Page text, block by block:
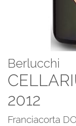
Berlucchi
2012
Franciacorta